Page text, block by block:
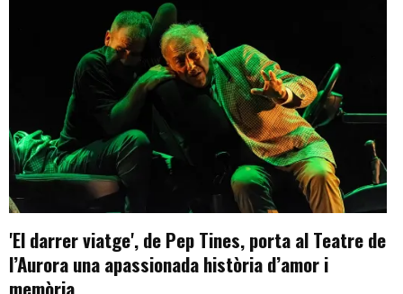
'El darrer viatge', de Pep Tines, porta al Teatre de
l’Aurora una apassionada història d’amor i
memòria